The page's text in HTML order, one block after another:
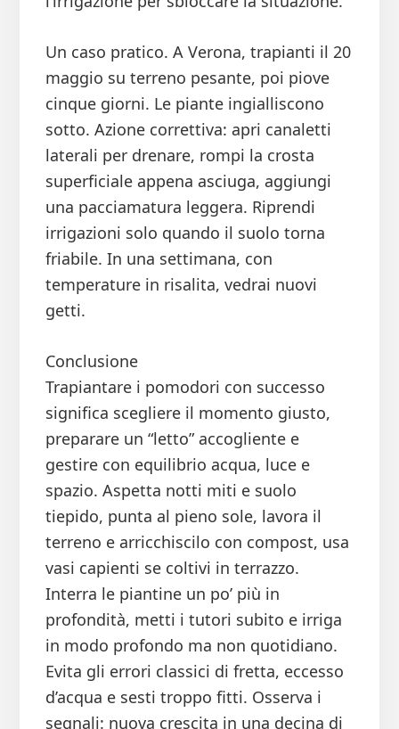
Un caso pratico. A Verona, trapianti il 20
maggio su terreno pesante, poi piove
cinque giorni. Le piante ingialliscono
sotto. Azione correttiva: apri canaletti
laterali per drenare, rompi la crosta
superficiale appena asciuga, aggiungi
una pacciamatura leggera. Riprendi
irrigazioni solo quando il suolo torna
friabile. In una settimana, con
temperature in risalita, vedrai nuovi
getti.
Conclusione
Trapiantare i pomodori con successo
significa scegliere il momento giusto,
preparare un “letto” accogliente e
gestire con equilibrio acqua, luce e
spazio. Aspetta notti miti e suolo
tiepido, punta al pieno sole, lavora il
terreno e arricchiscilo con compost, usa
vasi capienti se coltivi in terrazzo.
Interra le piantine un po’ più in
profondità, metti i tutori subito e irriga
in modo profondo ma non quotidiano.
Evita gli errori classici di fretta, eccesso
d’acqua e sesti troppo fitti. Osserva i
segnali: nuova crescita in una decina di